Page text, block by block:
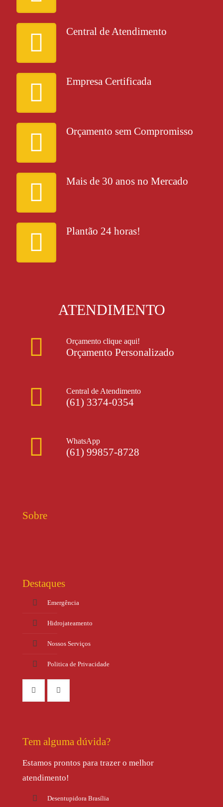
Central de Atendimento
Empresa Certificada
Orçamento sem Compromisso
Mais de 30 anos no Mercado
Plantão 24 horas!
ATENDIMENTO
Orçamento clique aqui!
Orçamento Personalizado
Central de Atendimento
(61) 3374-0354
WhatsApp
(61) 99857-8728
Sobre
Destaques
Emergência
Hidrojateamento
Nossos Serviços
Politica de Privacidade
Tem alguma dúvida?
Estamos prontos para trazer o melhor
atendimento!
Desentupidora Brasília